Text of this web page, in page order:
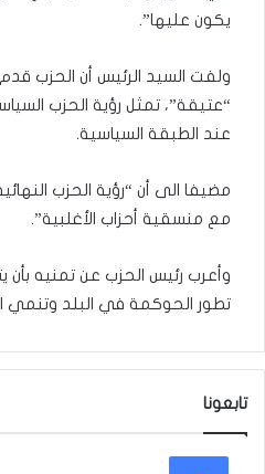
يكون عليها”.
ولفت السيد الرئيس أن الحزب
“عتيقة”، تمثل رؤية الحزب
عند الطبقة السياسية.
مضيفا الى أن “رؤية الحزب
مع منسقية أحزاب الأغلبية”.
وأعرب رئيس الحزب عن تمنيه
تطور الحوكمة في البلد وتنمي
تابعونا